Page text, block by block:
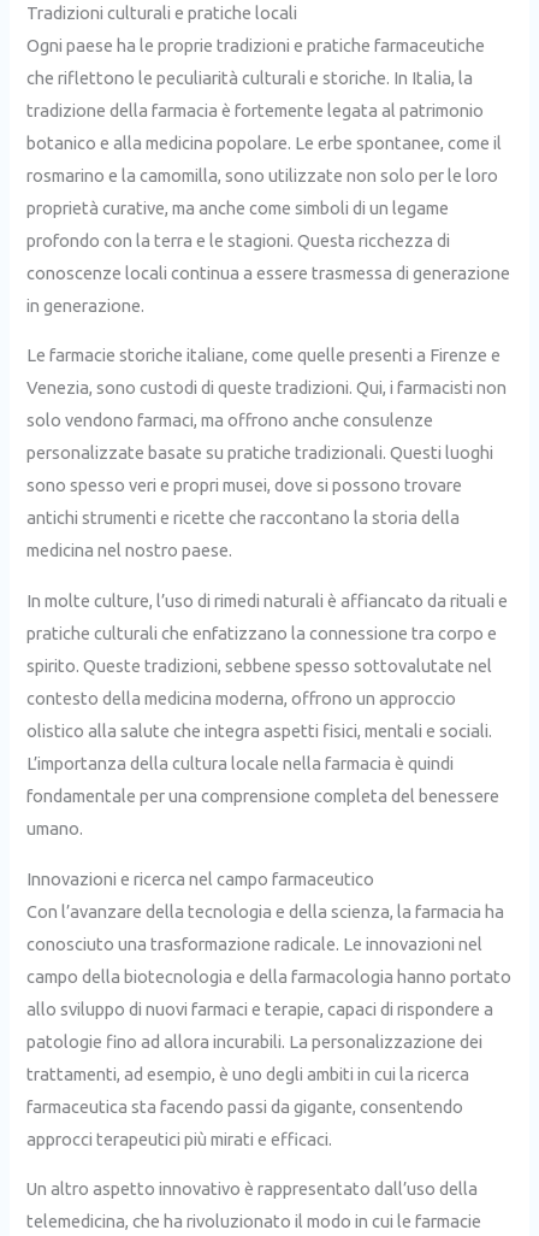
Tradizioni culturali e pratiche locali
Ogni paese ha le proprie tradizioni e pratiche farmaceutiche
che riflettono le peculiarità culturali e storiche. In Italia, la
tradizione della farmacia è fortemente legata al patrimonio
botanico e alla medicina popolare. Le erbe spontanee, come il
rosmarino e la camomilla, sono utilizzate non solo per le loro
proprietà curative, ma anche come simboli di un legame
profondo con la terra e le stagioni. Questa ricchezza di
conoscenze locali continua a essere trasmessa di generazione
in generazione.
Le farmacie storiche italiane, come quelle presenti a Firenze e
Venezia, sono custodi di queste tradizioni. Qui, i farmacisti non
solo vendono farmaci, ma offrono anche consulenze
personalizzate basate su pratiche tradizionali. Questi luoghi
sono spesso veri e propri musei, dove si possono trovare
antichi strumenti e ricette che raccontano la storia della
medicina nel nostro paese.
In molte culture, l’uso di rimedi naturali è affiancato da rituali e
pratiche culturali che enfatizzano la connessione tra corpo e
spirito. Queste tradizioni, sebbene spesso sottovalutate nel
contesto della medicina moderna, offrono un approccio
olistico alla salute che integra aspetti fisici, mentali e sociali.
L’importanza della cultura locale nella farmacia è quindi
fondamentale per una comprensione completa del benessere
umano.
Innovazioni e ricerca nel campo farmaceutico
Con l’avanzare della tecnologia e della scienza, la farmacia ha
conosciuto una trasformazione radicale. Le innovazioni nel
campo della biotecnologia e della farmacologia hanno portato
allo sviluppo di nuovi farmaci e terapie, capaci di rispondere a
patologie fino ad allora incurabili. La personalizzazione dei
trattamenti, ad esempio, è uno degli ambiti in cui la ricerca
farmaceutica sta facendo passi da gigante, consentendo
approcci terapeutici più mirati e efficaci.
Un altro aspetto innovativo è rappresentato dall’uso della
telemedicina, che ha rivoluzionato il modo in cui le farmacie